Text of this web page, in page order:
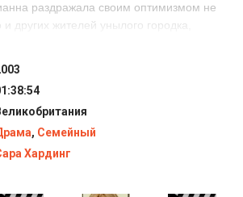
раздражала своим оптимизмом не
других жителей унылого городка,
им нечему радоваться. Вскоре все они
с Полианной случилось несчастье,
надежды на лучшее... Сможет ли она
беду и сохранить радость в своем
, Семейный
Хардинг